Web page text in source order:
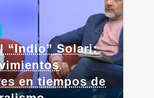
“Indio” Solari:
en tiempos de